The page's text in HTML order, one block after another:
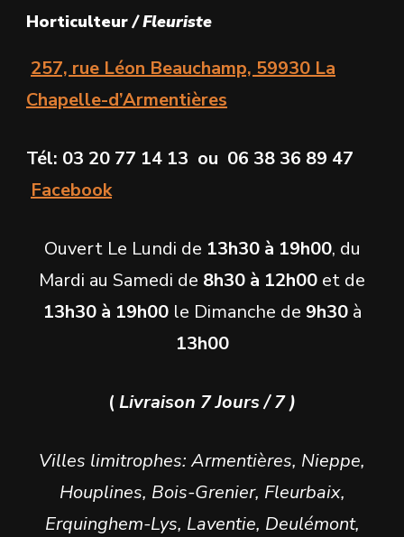
Les
options
peuvent
choisies
sur
page
du
produit
peuvent
sur
du
produit
Horticulteur/ Fleuriste
257, rue Léon Beauchamp, 59930 La
Chapelle-d’Armentières
Tél: 03 20 77 14 13 ou 06 38 36 89 47
Facebook
Ouvert Le Lundi de 13h30 à 19h00, du
Mardi au Samedi de 8h30 à 12h00 et de
13h30 à 19h00le Dimanche de 9h30à
13h00
(Livraison 7 Jours / 7 )
Villes limitrophes: Armentières, Nieppe,
Houplines, Bois-Grenier, Fleurbaix,
Erquinghem-Lys, Laventie, Deulémont,